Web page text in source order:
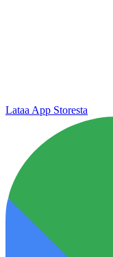
Lataa App Storesta